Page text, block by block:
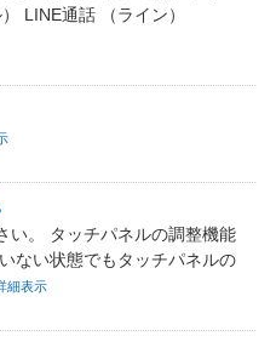
LINE通話 （ライン）
い。 タッチパネルの調整機能
ない状態でもタッチパネルの
細表示